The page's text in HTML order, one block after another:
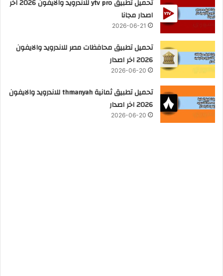
تحميل تطبيق ytv pro للاندرويد والايفون 2026 اخر
اصدار مجانا
2026-06-21
تحميل تطبيق محافظات مصر للاندرويد والايفون
2026 اخر اصدار
2026-06-20
تحميل تطبيق ثمانية thmanyah للاندرويد والايفون
2026 اخر اصدار
2026-06-20